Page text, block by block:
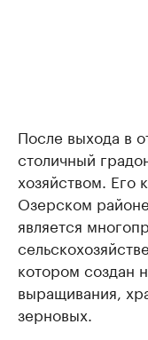
После выхода в
столичный
хозяйством. Его
Озерском
является
котором создан
выращивания,
зерновых.